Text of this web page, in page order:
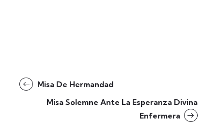
Misa De Hermandad
Misa Solemne Ante La Esperanza Divina
Enfermera